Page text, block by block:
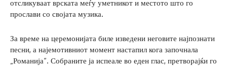
отсликуваат врската меѓу уметникот и местото што го
прослави со својата музика.
За време на церемонијата биле изведени неговите најпознати
песни, а најемотивниот момент настапил кога започнала
„Романија“. Собраните ја испеале во еден глас, претворајќи го